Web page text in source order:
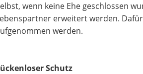
wenn keine Ehe geschlossen
erweitert werden.
werden.
Schutz